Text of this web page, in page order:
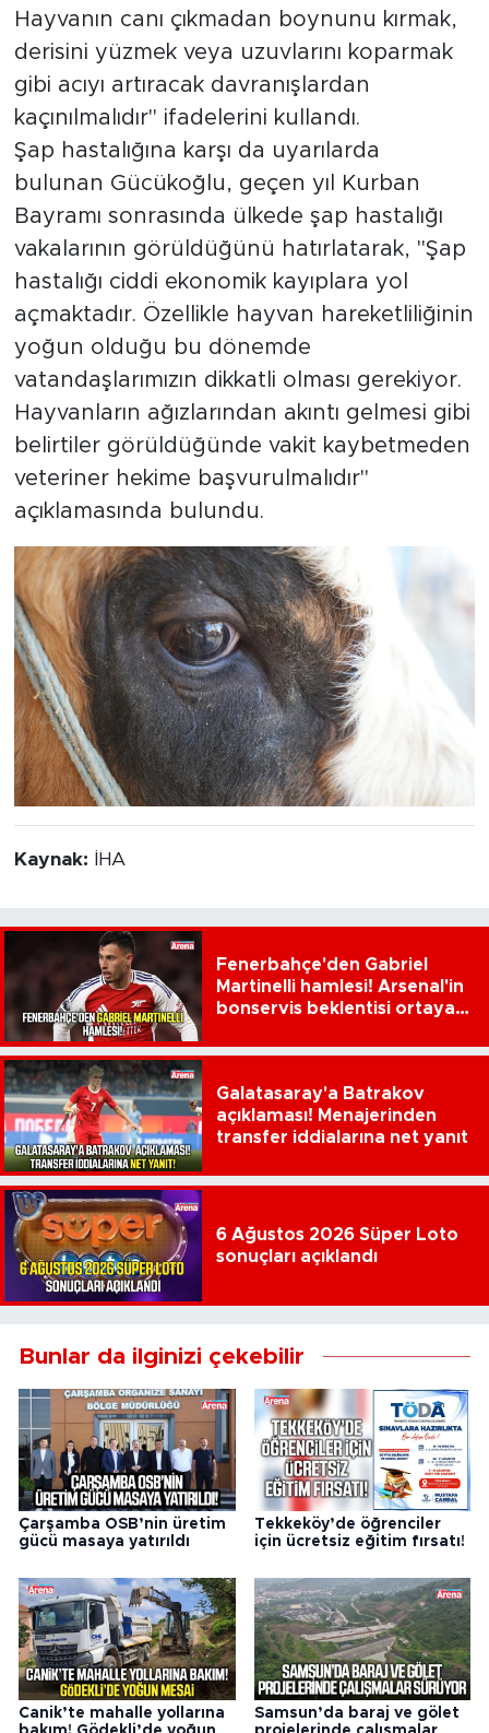
Hayvanın canı çıkmadan boynunu kırmak,
derisini yüzmek veya uzuvlarını koparmak
gibi acıyı artıracak davranışlardan
kaçınılmalıdır" ifadelerini kullandı.
Şap hastalığına karşı da uyarılarda
bulunan Gücükoğlu, geçen yıl Kurban
Bayramı sonrasında ülkede şap hastalığı
vakalarının görüldüğünü hatırlatarak, "Şap
hastalığı ciddi ekonomik kayıplara yol
açmaktadır. Özellikle hayvan hareketliliğinin
yoğun olduğu bu dönemde
vatandaşlarımızın dikkatli olması gerekiyor.
Hayvanların ağızlarından akıntı gelmesi gibi
belirtiler görüldüğünde vakit kaybetmeden
veteriner hekime başvurulmalıdır"
açıklamasında bulundu.
Kaynak: İHA
Fenerbahçe'den Gabriel
Martinelli hamlesi! Arsenal'in
bonservis beklentisi ortaya
Galatasaray'a Batrakov
açıklaması! Menajerinden
transfer iddialarına net yanıt
6 Ağustos 2026 Süper Loto
sonuçları açıklandı
Bunlar da ilginizi çekebilir
Çarşamba OSB’nin üretim
gücü masaya yatırıldı
Tekkeköy’de öğrenciler
için ücretsiz eğitim fırsatı!
Canik’te mahalle yollarına
Samsun’da baraj ve gölet